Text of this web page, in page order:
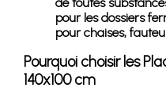
pour les dossiers
pour chaises,
Pourquoi choisir les
140x100 cm